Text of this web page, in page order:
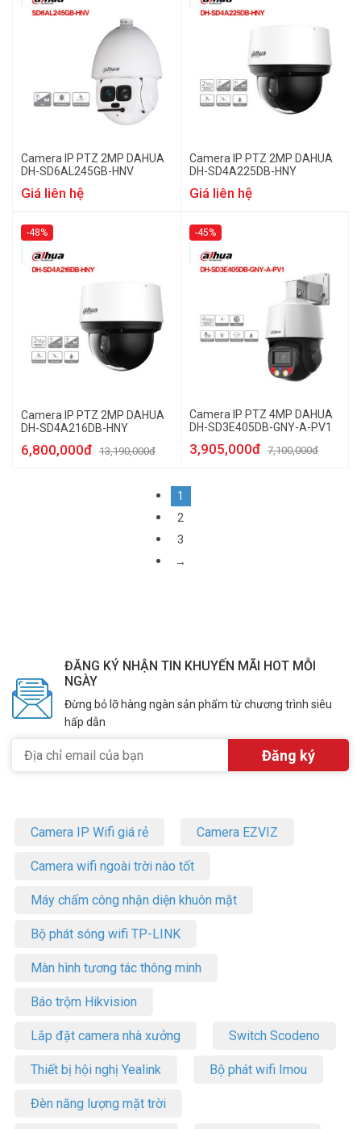
Camera IP PTZ 2MP DAHUA
DH-SD6AL245GB-HNV
Giá liên hệ
Camera IP PTZ 2MP DAHUA
DH-SD4A225DB-HNY
Giá liên hệ
-48%
Camera IP PTZ 2MP DAHUA
DH-SD4A216DB-HNY
6,800,000đ 13,190,000đ
-45%
Camera IP PTZ 4MP DAHUA
DH-SD3E405DB-GNY-A-PV1
3,905,000đ 7,100,000đ
1
2
3
→
ĐĂNG KÝ NHẬN TIN KHUYẾN MÃI HOT MỖI
NGÀY
Đừng bỏ lỡ hàng ngàn sản phẩm từ chương trình siêu
hấp dẫn
Camera IP Wifi giá rẻ Camera EZVIZ
Camera wifi ngoài trời nào tốt
Máy chấm công nhận diện khuôn mặt
Bộ phát sóng wifi TP-LINK
Màn hình tương tác thông minh
Báo trộm Hikvision
Lắp đặt camera nhà xưởng Switch Scodeno
Thiết bị hội nghị Yealink Bộ phát wifi Imou
Đèn năng lượng mặt trời